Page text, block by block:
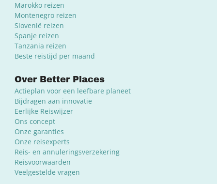
Marokko reizen
Montenegro reizen
Slovenië reizen
Spanje reizen
Tanzania reizen
Beste reistijd per maand
Over Better Places
Actieplan voor een leefbare planeet
Bijdragen aan innovatie
Eerlijke Reiswijzer
Ons concept
Onze garanties
Onze reisexperts
Reis- en annuleringsverzekering
Reisvoorwaarden
Veelgestelde vragen